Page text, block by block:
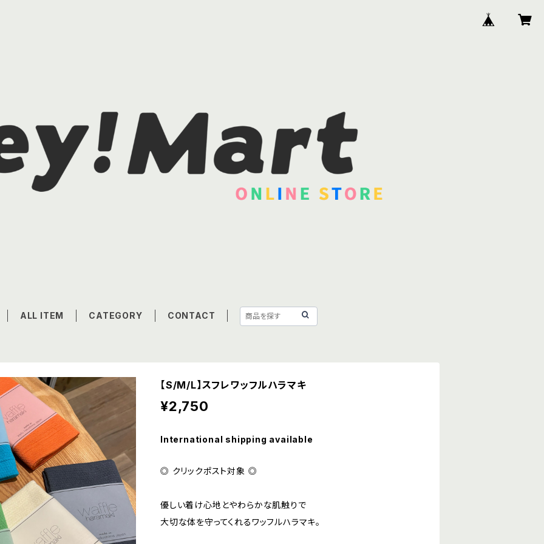
ALL ITEM CATEGORY CONTACT
【S/M/L】スフレワッフルハラマキ
¥2,750
International shipping available
◎ クリックポスト対象 ◎
優しい着け心地とやわらかな肌触りで
大切な体を守ってくれるワッフルハラマキ。